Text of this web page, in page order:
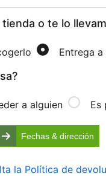
o te lo
Entrega
a alguien Es
Fechas & dirección
la Política de